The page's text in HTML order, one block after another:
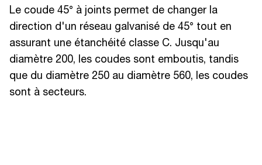
Le coude 45° à joints permet de changer la
direction d'un réseau galvanisé de 45° tout en
assurant une étanchéité classe C. Jusqu'au
diamètre 200, les coudes sont emboutis, tandis
que du diamètre 250 au diamètre 560, les coudes
sont à secteurs.